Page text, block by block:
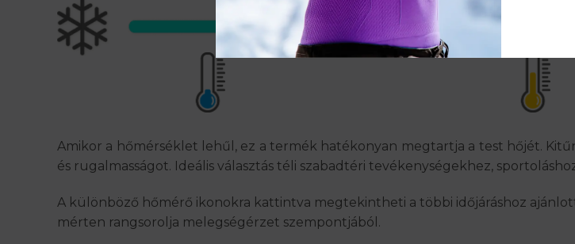
Amikor a hőmérséklet lehűl, ez a termék hatékonyan megtartja a test hőjét.
és rugalmasságot. Ideális választás téli szabadtéri tevékenységekhez,
A különböző hőmérő ikonokra kattintva megtekintheti a többi időjáráshoz
mérten rangsorolja melegségérzet szempontjából.